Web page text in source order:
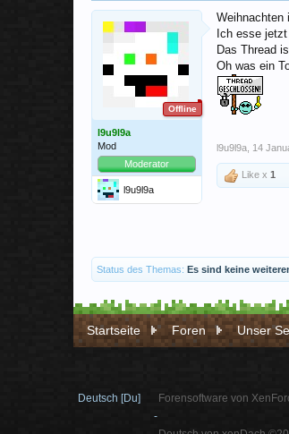
Offline
l9u9l9a
Mod
Moderator
l9u9l9a
Weihnachten
Ich esse
Das Thread
Oh was ein
l9u9l9a 14
Like x 1
Status des Themas: Es sind keine
Startseite Foren Unser
Deutsch [Du]
Forensoftware von
-